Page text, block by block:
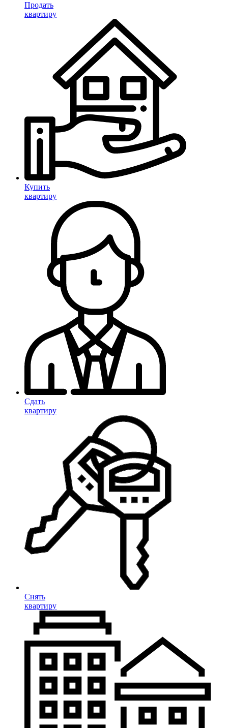
Продать
квартиру
Купить
квартиру
Сдать
квартиру
Снять
квартиру